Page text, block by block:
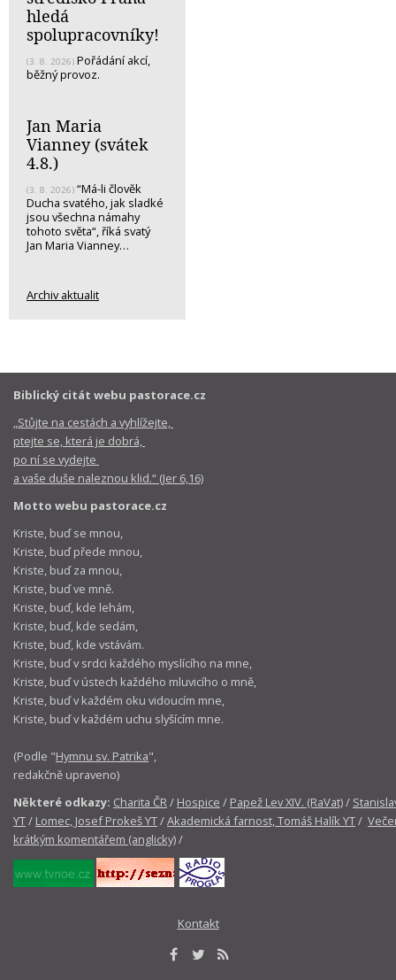
hledá
spolupracovníky!
(3. 8. 2026) Pořádání akcí,
běžný provoz.
Jan Maria
Vianney (svátek
4.8.)
(3. 8. 2026) “Má-li člověk
Ducha svatého, jak sladké
jsou všechna námahy
tohoto světa“, říká svatý
Jan Maria Vianney…
Archiv aktualit
Biblický citát webu pastorace.cz
„Stůjte na cestách a vyhlížejte,
ptejte se, která je dobrá,
po ní se vydejte
a vaše duše naleznou klid.“ (Jer 6,16)
Motto webu pastorace.cz
Kriste, buď se mnou,
Kriste, buď přede mnou,
Kriste, buď za mnou,
Kriste, buď ve mně.
Kriste, buď, kde lehám,
Kriste, buď, kde sedám,
Kriste, buď, kde vstávám.
Kriste, buď v srdci každého myslícího na mne,
Kriste, buď v ústech každého mluvicího o mně,
Kriste, buď v každém oku vidoucím mne,
Kriste, buď v každém uchu slyšícím mne.
(Podle "Hymnu sv. Patrika",
redakčně upraveno)
Některé odkazy: Charita ČR/ Hospice / Papež Lev XIV. (RaVat)/
YT/ Lomec, Josef Prokeš YT/Akademická farnost, Tomáš Halík YT/
krátkým komentářem (anglicky)/
Kontakt